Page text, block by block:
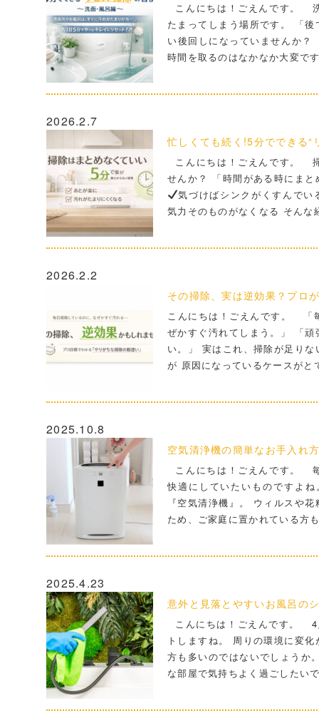
こんにちは！ごえんです。
たまってしまう場所です。 「
い後回しになっていませんか
時間を取るのはなかなか大変で
2026.2.7
忙しくても続く!5分でできる“
こんにちは！ごえんです。
せんか？ 「時間がある時にま
気づけばシンクがくすんで
気力そのものがなくなる そん
2026.2.2
その掃除、実は逆効果？プロ
こんにちは！ごえんです。 「
ぜかすぐ汚れてしまう。」 「
い。」 実はこれ、掃除が足り
が 原因になっているケースが
2025.10.8
空気清浄機の簡単なお手入れ
こんにちは！ごえんです。
快適にしていたいものですよ
『空気清浄機』。 ウィルスや
ため、ご家庭に置かれている
2025.4.23
意外と見落とやすいお風呂の
こんにちは！ごえんです。 4
トしますね。 周りの環境に変
方も多いのではないでしょうか
な部屋で気持ちよく過ごしたい